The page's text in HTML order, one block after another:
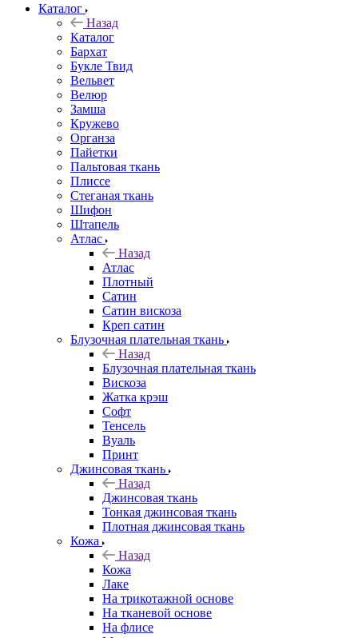
Каталог
Назад
Каталог
Бархат
Букле Твид
Вельвет
Велюр
Замша
Кружево
Органза
Пайетки
Пальтовая ткань
Плиссе
Стеганая ткань
Шифон
Штапель
Атлас
Назад
Атлас
Плотный
Сатин
Сатин вискоза
Креп сатин
Блузочная плательная ткань
Назад
Блузочная плательная ткань
Вискоза
Жатка крэш
Софт
Тенсель
Вуаль
Принт
Джинсовая ткань
Назад
Джинсовая ткань
Тонкая джинсовая ткань
Плотная джинсовая ткань
Кожа
Назад
Кожа
Лаке
На трикотажной основе
На тканевой основе
На флисе